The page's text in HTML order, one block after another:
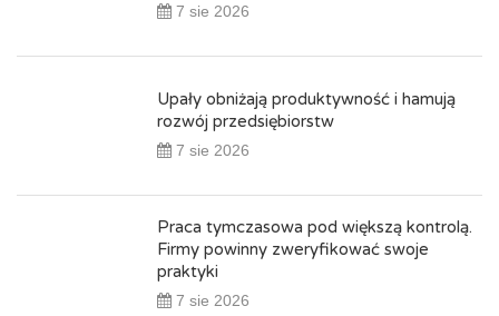
7 sie 2026
Upały obniżają produktywność i hamują
rozwój przedsiębiorstw
7 sie 2026
Praca tymczasowa pod większą kontrolą.
Firmy powinny zweryfikować swoje
praktyki
7 sie 2026